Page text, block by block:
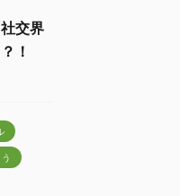
交界
！